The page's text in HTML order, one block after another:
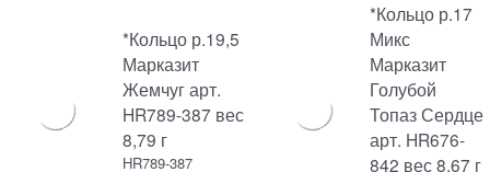
*Кольцо р.19,5
Марказит
Жемчуг арт.
HR789-387 вес
8,79 г
HR789-387
*Кольцо р.17
Микс
Марказит
Голубой
Топаз Сердце
арт. HR676-
842 вес 8.67 г